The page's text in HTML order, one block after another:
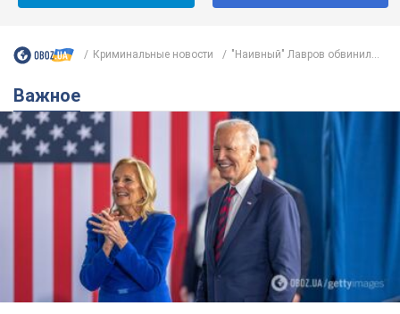
Криминальные новости "Наивный" Лавров обвинил...
Важное